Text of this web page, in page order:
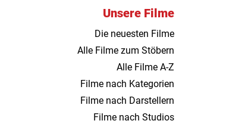
Unsere Filme
Die neuesten Filme
Alle Filme zum Stöbern
Alle Filme A-Z
Filme nach Kategorien
Filme nach Darstellern
Filme nach Studios